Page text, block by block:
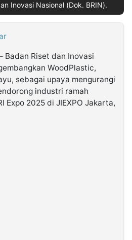
Inovasi Nasional (Dok. BRIN).
Badan Riset dan Inovasi
WoodPlastic,
sebagai upaya mengurangi
industri ramah
Expo 2025 di JIEXPO Jakarta,